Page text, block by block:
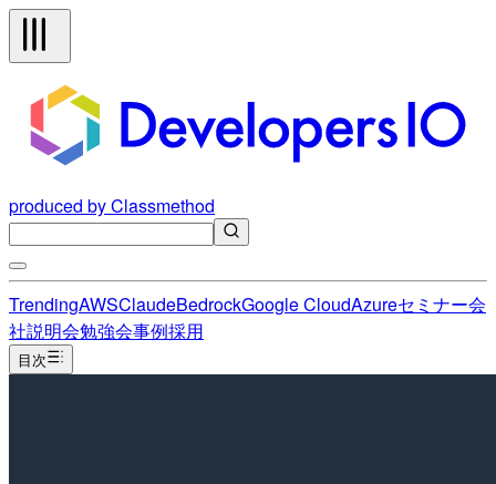
produced by Classmethod
TrendingAWSClaudeBedrockGoogle CloudAzureセミナー会
社説明会勉強会事例採用
目次